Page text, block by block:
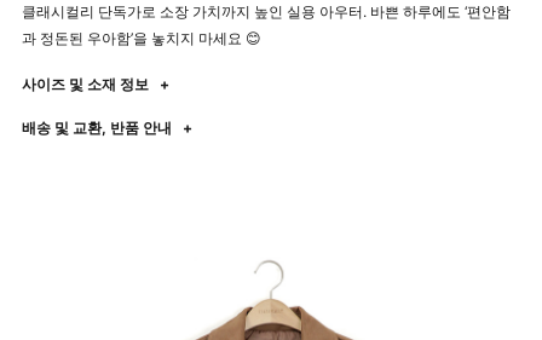
클래시컬리 단독가로 소장 가치까지 높인 실용 아우터. 바쁜 하루에도 ‘편안함
과 정돈된 우아함’을 놓치지 마세요 😊
사이즈 및 소재 정보 +
배송 및 교환, 반품 안내 +